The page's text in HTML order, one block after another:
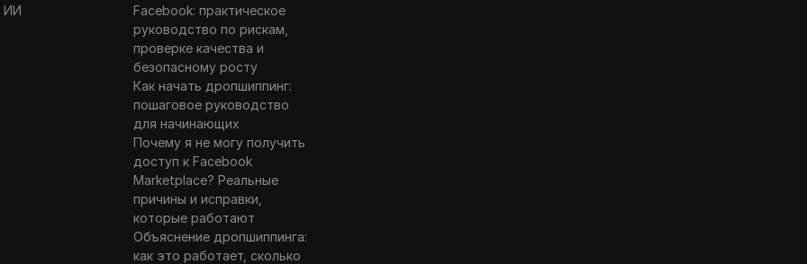
ИИ
Facebook: практическое
руководство по рискам,
проверке качества и
безопасному росту
Как начать дропшиппинг:
пошаговое руководство
для начинающих
Почему я не могу получить
доступ к Facebook
Marketplace? Реальные
причины и исправки,
которые работают
Объяснение дропшиппинга:
как это работает, сколько